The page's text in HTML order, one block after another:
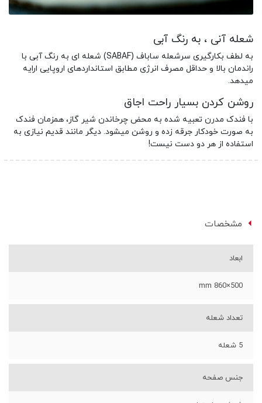
شعله آنی ، به رنگ آبی
به لطف بکارگیری سرشعله ساباف (SABAF) شعله ای به رنگ آبی با
راندمان بالا و حداقل مصرف انرژی مطابق استانداردهای اروپایی ارایه
میدهد.
روشن کردن بسیار راحت اجاق
با فندک مدرن تعبیه شده به محض چرخاندن شیر گاز، همزمان فندک
به صورت خودکار جرقه زده و روشن میشود. دیگر مانند قدیم نیازی به
استفاده از هر دو دست نیست!
مشخصات
ابعاد
500×860 mm
تعداد شعله
5 شعله
جنس صفحه